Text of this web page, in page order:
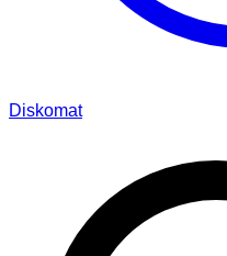
Diskomat